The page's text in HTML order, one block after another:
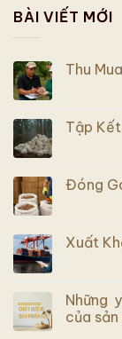
BÀI VIẾT MỚI
Thu
Tập
Đóng
Xuất
Những
của